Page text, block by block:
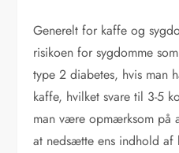
Generelt for kaffe og
risikoen for sygdomme
type 2 diabetes, hvis man
kaffe, hvilket svare til 3-5
man være opmærksom på
at nedsætte ens indhold af